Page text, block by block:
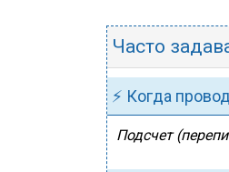
Часто
⚡ Когда
Подсчет